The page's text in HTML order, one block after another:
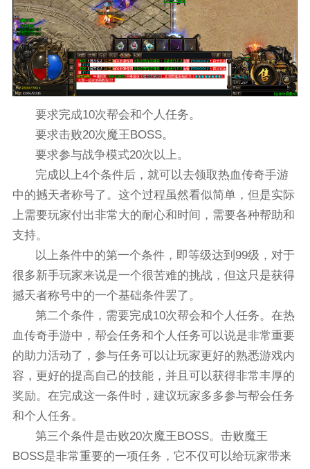
要求完成10次帮会和个人任务。
要求击败20次魔王BOSS。
要求参与战争模式20次以上。
完成以上4个条件后，就可以去领取热血传奇手游
中的撼天者称号了。这个过程虽然看似简单，但是实际
上需要玩家付出非常大的耐心和时间，需要各种帮助和
支持。
以上条件中的第一个条件，即等级达到99级，对于
很多新手玩家来说是一个很苦难的挑战，但这只是获得
撼天者称号中的一个基础条件罢了。
第二个条件，需要完成10次帮会和个人任务。在热
血传奇手游中，帮会任务和个人任务可以说是非常重要
的助力活动了，参与任务可以让玩家更好的熟悉游戏内
容，更好的提高自己的技能，并且可以获得非常丰厚的
奖励。在完成这一条件时，建议玩家多多参与帮会任务
和个人任务。
第三个条件是击败20次魔王BOSS。击败魔王
BOSS是非常重要的一项任务，它不仅可以给玩家带来